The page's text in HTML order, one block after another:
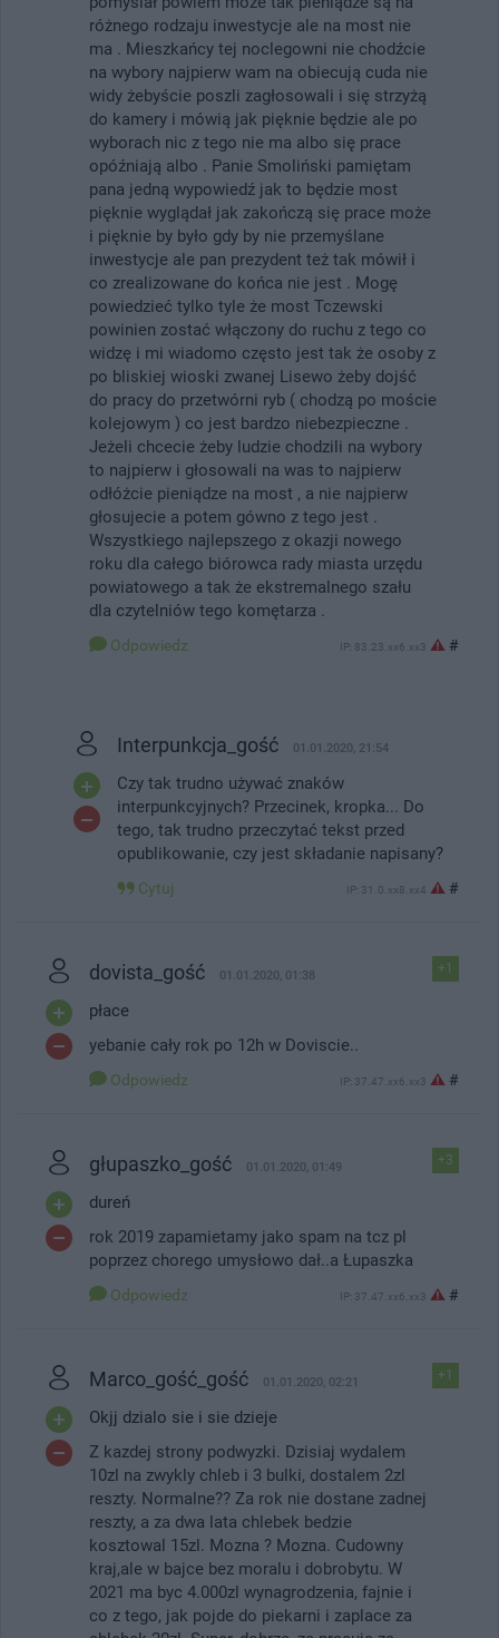
różnego rodzaju inwestycje ale na most nie
ma . Mieszkańcy tej noclegowni nie chodźcie
na wybory najpierw wam na obiecują cuda nie
widy żebyście poszli zagłosowali i się strzyżą
do kamery i mówią jak pięknie będzie ale po
wyborach nic z tego nie ma albo się prace
opóźniają albo . Panie Smoliński pamiętam
pana jedną wypowiedź jak to będzie most
pięknie wyglądał jak zakończą się prace może
i pięknie by było gdy by nie przemyślane
inwestycje ale pan prezydent też tak mówił i
co zrealizowane do końca nie jest . Mogę
powiedzieć tylko tyle że most Tczewski
powinien zostać włączony do ruchu z tego co
widzę i mi wiadomo często jest tak że osoby z
po bliskiej wioski zwanej Lisewo żeby dojść
do pracy do przetwórni ryb ( chodzą po moście
kolejowym ) co jest bardzo niebezpieczne .
Jeżeli chcecie żeby ludzie chodzili na wybory
to najpierw i głosowali na was to najpierw
odłóżcie pieniądze na most , a nie najpierw
głosujecie a potem gówno z tego jest .
Wszystkiego najlepszego z okazji nowego
roku dla całego biórowca rady miasta urzędu
powiatowego a tak że ekstremalnego szału
dla czytelniów tego komętarza .
Odpowiedz IP: 83.23.xx6.xx3 #
Interpunkcja_gość 01.01.2020, 21:54
Czy tak trudno używać znaków
interpunkcyjnych? Przecinek, kropka... Do
tego, tak trudno przeczytać tekst przed
opublikowanie, czy jest składanie napisany?
Cytuj IP: 31.0.xx8.xx4 #
+1
dovista_gość 01.01.2020, 01:38
płace
yebanie cały rok po 12h w Doviscie..
Odpowiedz IP: 37.47.xx6.xx3 #
+3
głupaszko_gość 01.01.2020, 01:49
dureń
rok 2019 zapamietamy jako spam na tcz pl
poprzez chorego umysłowo dał..a Łupaszka
Odpowiedz IP: 37.47.xx6.xx3 #
+1
Marco_gość_gość 01.01.2020, 02:21
Okjj dzialo sie i sie dzieje
Z kazdej strony podwyzki. Dzisiaj wydalem
10zl na zwykly chleb i 3 bulki, dostalem 2zl
reszty. Normalne?? Za rok nie dostane zadnej
reszty, a za dwa lata chlebek bedzie
kosztowal 15zl. Mozna ? Mozna. Cudowny
kraj,ale w bajce bez moralu i dobrobytu. W
2021 ma byc 4.000zl wynagrodzenia, fajnie i
co z tego, jak pojde do piekarni i zaplace za